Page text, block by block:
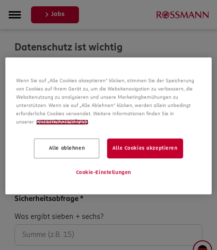
Jobs
Datenschutz ist wichtig
verarbeiten wir Daten von Ihnen. In unseren
Datenschutzbestimmungen informieren wir Sie über die
Datenspeicherung und Ihre Rechte, bevor Sie mit Ihrer
Bewerbung fortfahren.
Datenschutz­hinweise
Datenschutzhinweise
Sicherheits­abfrage *
Sicherheits­
abfrage:
Was ergibt sieben + sechs?
Wenn Sie auf „Alle Cookies akzeptieren“ klicken, stimmen Sie der Speicherung
von Cookies auf Ihrem Gerät zu, um die Websitenavigation zu verbessern, die
Websitenutzung zu analysieren und unsere Marketingbemühungen zu
unterstützen. Wenn sie auf „Alle Ablehnen“ klicken, werden allein unbedingt
erforderliche Cookies verwendet. Weitere Informationen finden Sie in
unserer Datenschutzerklärung
Alle ablehnen Alle Cookies akzeptieren
Cookie-Einstellungen